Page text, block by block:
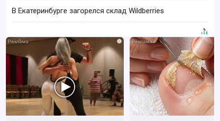
В Екатеринбурге загорелся склад Wildberries
i